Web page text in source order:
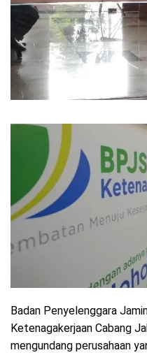
Badan Penyelenggara
Ketenagakerjaan Cabang
mengundang perusahaan